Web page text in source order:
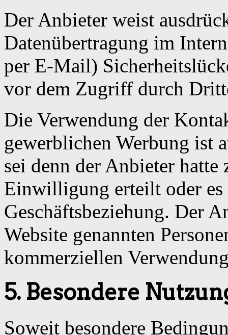
Der Anbieter weist
Datenübertragung im
per E-Mail)
vor dem Zugriff durch
Die Verwendung der
gewerblichen Werbung ist
sei denn der Anbieter
Einwilligung erteilt oder es
Geschäftsbeziehung. Der
Website genannten
kommerziellen
5. Besondere
Soweit besondere